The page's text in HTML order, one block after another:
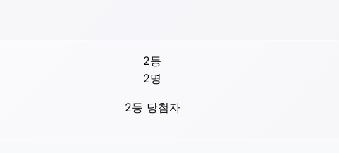
2등
2명
2등 당첨자